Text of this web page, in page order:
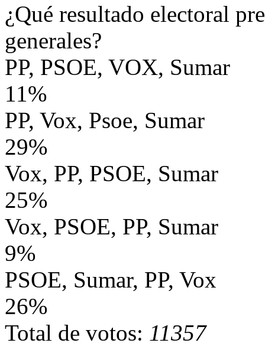
¿Qué resultado electoral
generales?
PP, PSOE, VOX, Sumar
11%
PP, Vox, Psoe, Sumar
29%
Vox, PP, PSOE, Sumar
25%
Vox, PSOE, PP, Sumar
9%
PSOE, Sumar, PP, Vox
26%
Total de votos: 11357